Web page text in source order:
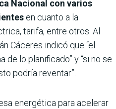
Nacional con varios
en cuanto a la
tarifa, entre otros. Al
Cáceres indicó que “el
lo planificado” y “si no se
podría reventar”.
energética para acelerar